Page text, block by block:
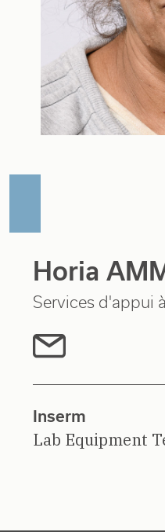
Horia
Services d'appui
Inserm
Lab Equipment